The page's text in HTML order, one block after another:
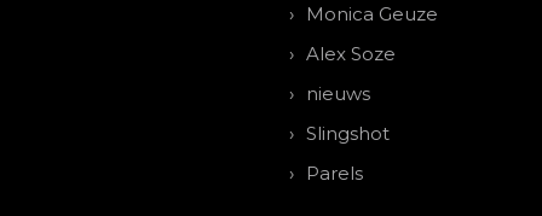
Monica Geuze
Alex Soze
nieuws
Slingshot
Parels